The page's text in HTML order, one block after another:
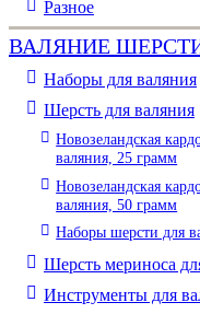
Разное
ВАЛЯНИЕ
Наборы для валяния
Шерсть для валяния
Новозеландская
валяния, 25 грамм
Новозеландская
валяния, 50 грамм
Наборы шерсти для
Шерсть мериноса
Инструменты для